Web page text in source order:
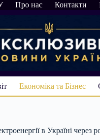
Про нас Контакти
Економіка та Бізнес
в Україні через